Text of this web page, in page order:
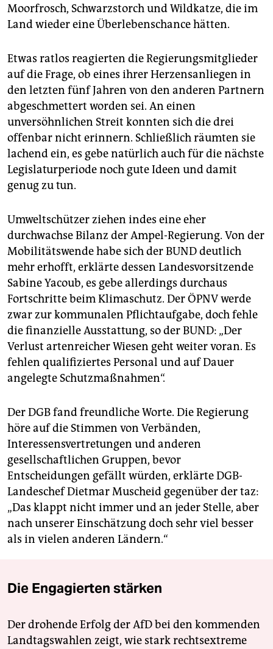
Moorfrosch, Schwarzstorch und Wildkatze, die im
Land wieder eine Überlebenschance hätten.
Etwas ratlos reagierten die Regierungsmitglieder
auf die Frage, ob eines ihrer Herzensanliegen in
den letzten fünf Jahren von den anderen Partnern
abgeschmettert worden sei. An einen
unversöhnlichen Streit konnten sich die drei
offenbar nicht erinnern. Schließlich räumten sie
lachend ein, es gebe natürlich auch für die nächste
Legislaturperiode noch gute Ideen und damit
genug zu tun.
Umweltschützer ziehen indes eine eher
durchwachse Bilanz der Ampel-Regierung. Von der
Mobilitätswende habe sich der BUND deutlich
mehr erhofft, erklärte dessen Landesvorsitzende
Sabine Yacoub, es gebe allerdings durchaus
Fortschritte beim Klimaschutz. Der ÖPNV werde
zwar zur kommunalen Pflichtaufgabe, doch fehle
die finanzielle Ausstattung, so der BUND: „Der
Verlust artenreicher Wiesen geht weiter voran. Es
fehlen qualifiziertes Personal und auf Dauer
angelegte Schutzmaßnahmen“.
Der DGB fand freundliche Worte. Die Regierung
höre auf die Stimmen von Verbänden,
Interessensvertretungen und anderen
gesellschaftlichen Gruppen, bevor
Entscheidungen gefällt würden, erklärte DGB-
Landeschef Dietmar Muscheid gegenüber der taz:
„Das klappt nicht immer und an jeder Stelle, aber
nach unserer Einschätzung doch sehr viel besser
als in vielen anderen Ländern.“
Die Engagierten stärken
Der drohende Erfolg der AfD bei den kommenden
Landtagswahlen zeigt, wie stark rechtsextreme